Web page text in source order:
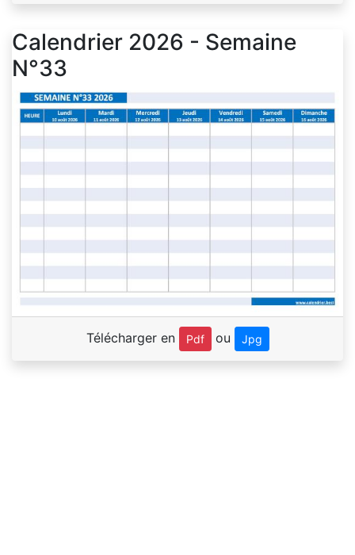
Calendrier 2026 - Semaine
N°33
Télécharger en Pdf ou Jpg